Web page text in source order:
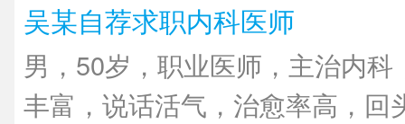
吴某自荐求职内科医师
男，50岁，职业医师，主治内
丰富，说话活气，治愈率高，回